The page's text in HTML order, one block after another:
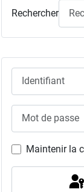
Maintenir la
Rechercher